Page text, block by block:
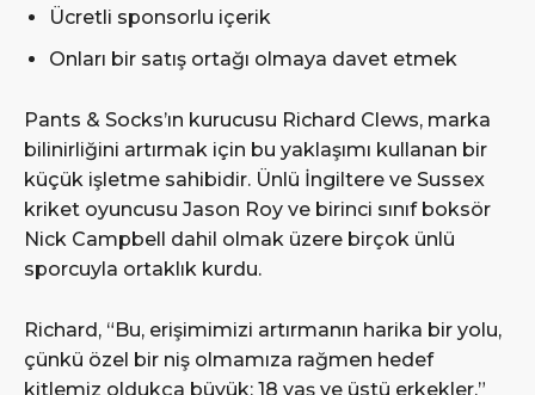
Ücretli sponsorlu içerik
Onları bir satış ortağı olmaya davet etmek
Pants & Socks’ın kurucusu Richard Clews, marka
bilinirliğini artırmak için bu yaklaşımı kullanan bir
küçük işletme sahibidir. Ünlü İngiltere ve Sussex
kriket oyuncusu Jason Roy ve birinci sınıf boksör
Nick Campbell dahil olmak üzere birçok ünlü
sporcuyla ortaklık kurdu.
Richard, “Bu, erişimimizi artırmanın harika bir yolu,
çünkü özel bir niş olmamıza rağmen hedef
kitlemiz oldukça büyük; 18 yaş ve üstü erkekler,”